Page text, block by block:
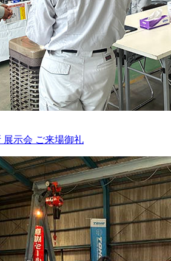
展示会 ご来場御礼